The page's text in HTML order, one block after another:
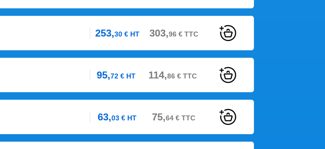
253,30€HT 303,96€TTC
95,72€HT 114,86€TTC
63,03 € HT 75,64 € TTC